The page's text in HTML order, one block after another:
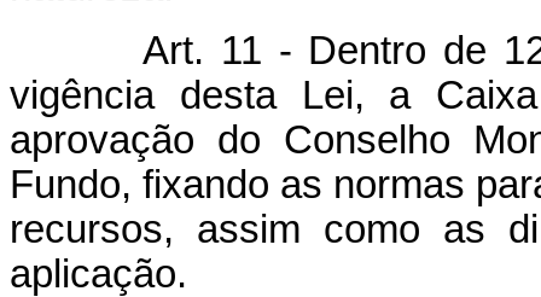
Art. 11 - Dentro de
vigência desta Lei, a
aprovação do Conselho
Fundo, fixando as normas
recursos, assim como as
aplicação.